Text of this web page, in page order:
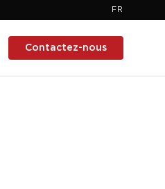
FR
Contactez-nous